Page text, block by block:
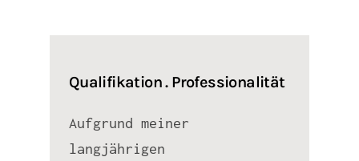
Qualifikation . Professionalität
Aufgrund meiner
langjährigen